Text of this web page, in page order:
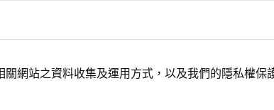
網站之資料收集及運用方式，以及我們的隱私權保